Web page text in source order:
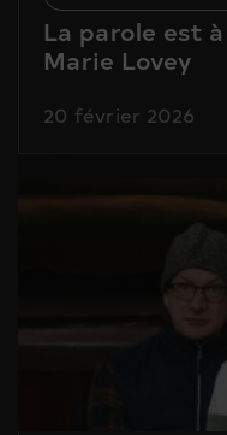
La parole est
Marie Lovey
20 février 2026